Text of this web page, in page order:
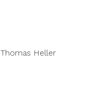
Thomas Heller